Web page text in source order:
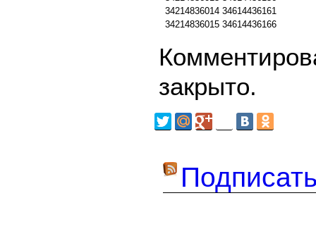
34214836014 34614436161
34214836015 34614436166
закрыто.